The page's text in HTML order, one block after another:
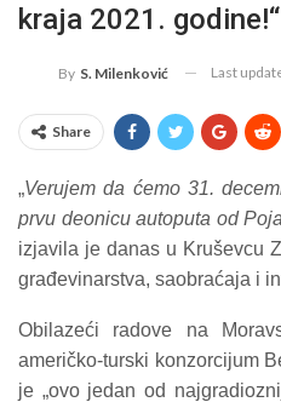
kraja 2021. godine!“
By S. Milenković Last
Share
„Verujem da ćemo 31.
prvu deonicu autoputa od
izjavila je danas u Kruševcu
građevinarstva, saobraćaja i
Obilazeći radove na
američko-turski konzorcijum
je „ovo jedan od